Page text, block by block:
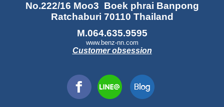
No.222/16 Moo3 Boek phrai Banpong
Ratchaburi 70110 Thailand
M.064.635.9595
www.benz-nn.com
Customer obsession